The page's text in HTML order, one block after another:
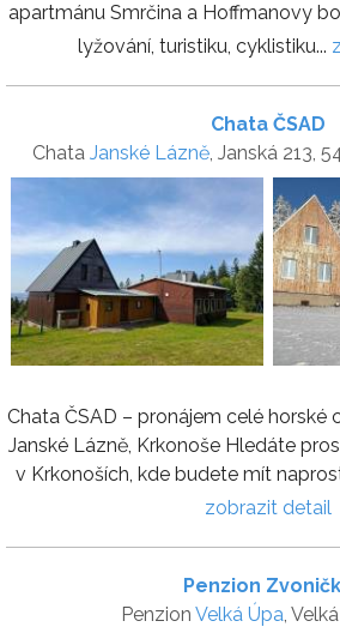
apartmánu Smrčina a Hoffmanovy
lyžování, turistiku, cyklistiku...
Chata ČSAD
Chata Janské Lázně, Janská 213,
Chata ČSAD – pronájem celé horské
Janské Lázně, Krkonoše Hledáte
v Krkonoších, kde budete mít
zobrazit detail
Penzion
Penzion Velká Úpa ,